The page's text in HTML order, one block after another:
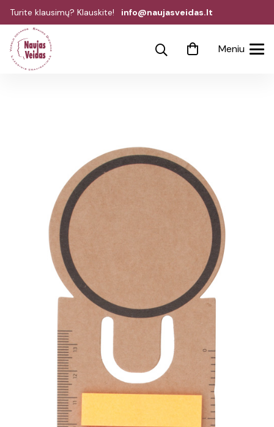
Turite klausimų? Klauskite! info@naujasveidas.lt
Meniu